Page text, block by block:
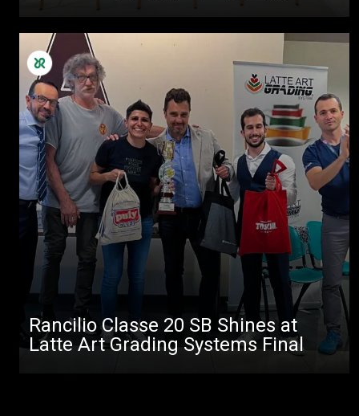
Rancilio Classe 20 SB Shines at
Latte Art Grading Systems Final